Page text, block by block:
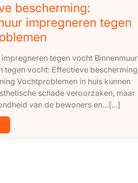
bescherming:
impregneren tegen
impregneren tegen vocht Binnenmuur
tegen vocht: Effectieve bescherming
Vochtproblemen in huis kunnen
schade veroorzaken, maar
van de bewoners en…[...]